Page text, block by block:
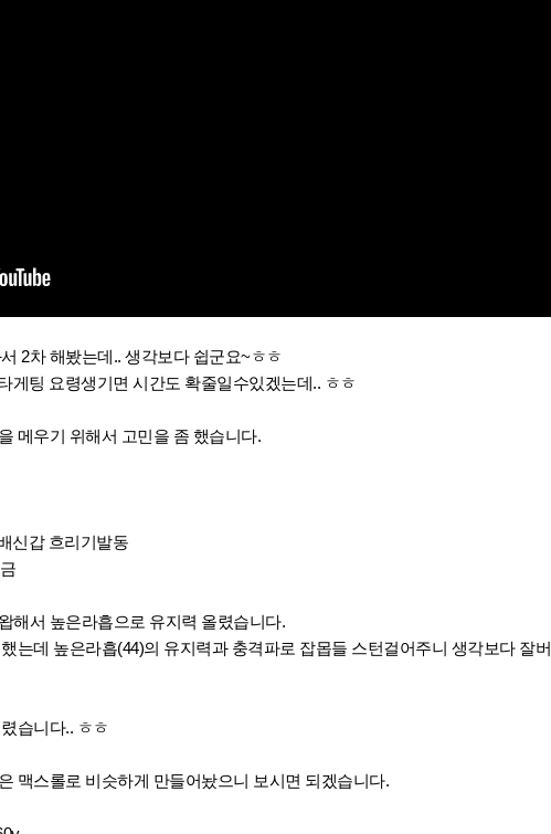
2차 해봤는데.. 생각보다 쉽군요~ㅎㅎ
게팅 요령생기면 시간도 확줄일수있겠는데.. ㅎㅎ
메우기 위해서 고민을 좀 했습니다.
신갑 흐리기발동
해서 높은라흡으로 유지력 올렸습니다.
는데 높은라흡(44)의 유지력과 충격파로 잡몹들 스턴걸어주니 생각보다 잘버
습니다.. ㅎㅎ
맥스롤로 비슷하게 만들어놨으니 보시면 되겠습니다.